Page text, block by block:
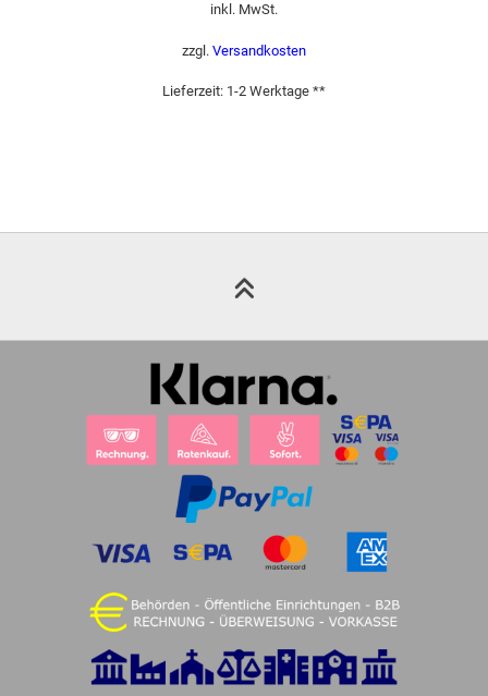
inkl. MwSt.
zzgl. Versandkosten
Lieferzeit: 1-2 Werktage **